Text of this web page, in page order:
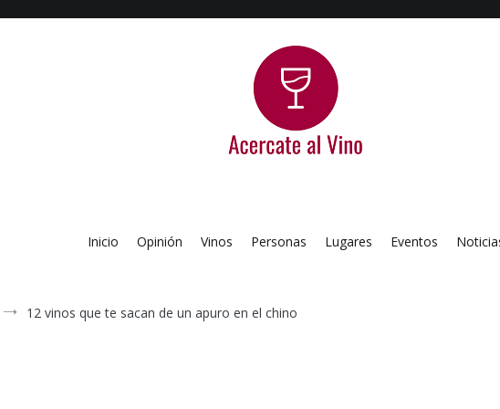
Inicio
Opinión Vinos Personas Lugares Eventos
12 vinos que te sacan de un apuro en el chino